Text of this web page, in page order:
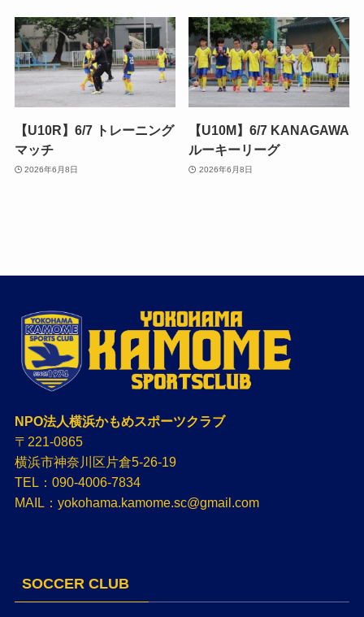
【U10R】6/7 トレーニング
マッチ
2026年6月8日
【U10M】6/7 KANAGAWA
ルーキーリーグ
2026年6月8日
NPO法人横浜かもめスポーツクラブ
〒221-0865
横浜市神奈川区片倉5-26-19
TEL：090-4006-7834
MAIL：yokohama.kamome.sc@gmail.com
SOCCER CLUB